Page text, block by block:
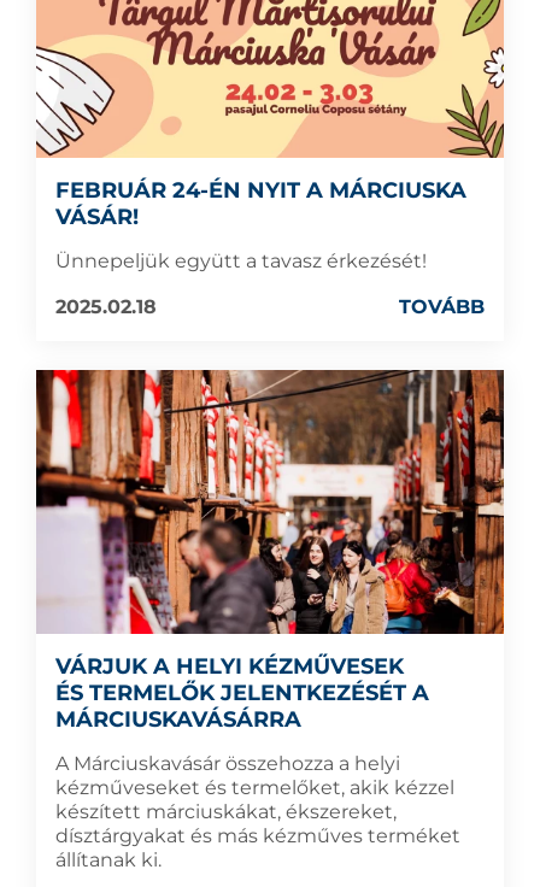
FEBRUÁR 24-ÉN NYIT A MÁRCIUSKA
VÁSÁR!
Ünnepeljük együtt a tavasz érkezését!
2025.02.18
TOVÁBB
VÁRJUK A HELYI KÉZMŰVESEK
ÉS TERMELŐK JELENTKEZÉSÉT A
MÁRCIUSKAVÁSÁRRA
A Márciuskavásár összehozza a helyi
kézműveseket és termelőket, akik kézzel
készített márciuskákat, ékszereket,
dísztárgyakat és más kézműves terméket
állítanak ki.